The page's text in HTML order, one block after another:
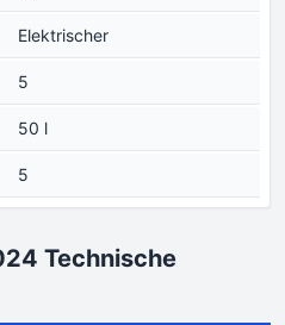
Elektrischer
5
50 l
5
Technische